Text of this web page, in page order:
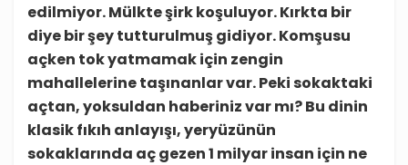
edilmiyor. Mülkte şirk koşuluyor. Kırkta bir
diye bir şey tutturulmuş gidiyor. Komşusu
açken tok yatmamak için zengin
mahallelerine taşınanlar var. Peki sokaktaki
açtan, yoksuldan haberiniz var mı? Bu dinin
klasik fıkıh anlayışı, yeryüzünün
sokaklarında aç gezen 1 milyar insan için ne